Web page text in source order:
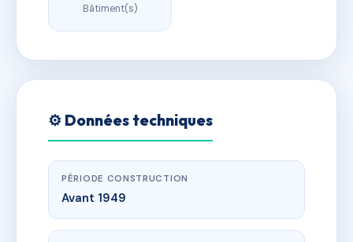
Bâtiment(s)
⚙️ Données techniques
PÉRIODE CONSTRUCTION
Avant 1949